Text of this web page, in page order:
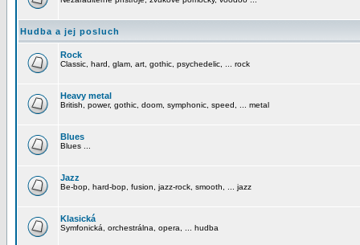
Hudba a jej posluch
Rock
Classic, hard, glam, art, gothic, psychedelic, ... rock
Heavy metal
British, power, gothic, doom, symphonic, speed, ... metal
Blues
Blues ...
Jazz
Be-bop, hard-bop, fusion, jazz-rock, smooth, ... jazz
Klasická
Symfonická, orchestrálna, opera, ... hudba